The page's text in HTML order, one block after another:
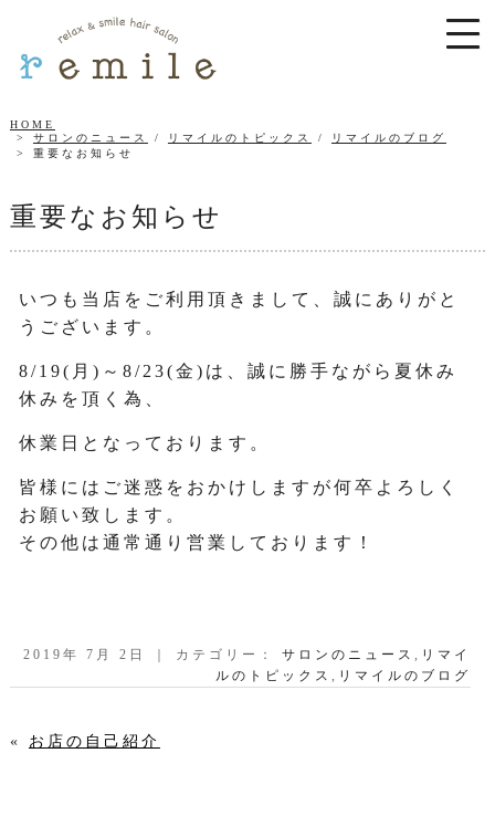
HOME
サロンのニュース
/ リマイルのトピックス /
リマイルのブログ
重要なお知らせ
重要なお知らせ
いつも当店をご利用頂きまして、誠にありがと
うございます。
8/19(月)～8/23(金)は、誠に勝手ながら夏休み
休みを頂く為、
休業日となっております。
皆様にはご迷惑をおかけしますが何卒よろしく
お願い致します。
その他は通常通り営業しております！
2019年 7月 2日 ｜ カテゴリー：サロンのニュース, リマイ
ルのトピックス, リマイルのブログ
« お店の自己紹介